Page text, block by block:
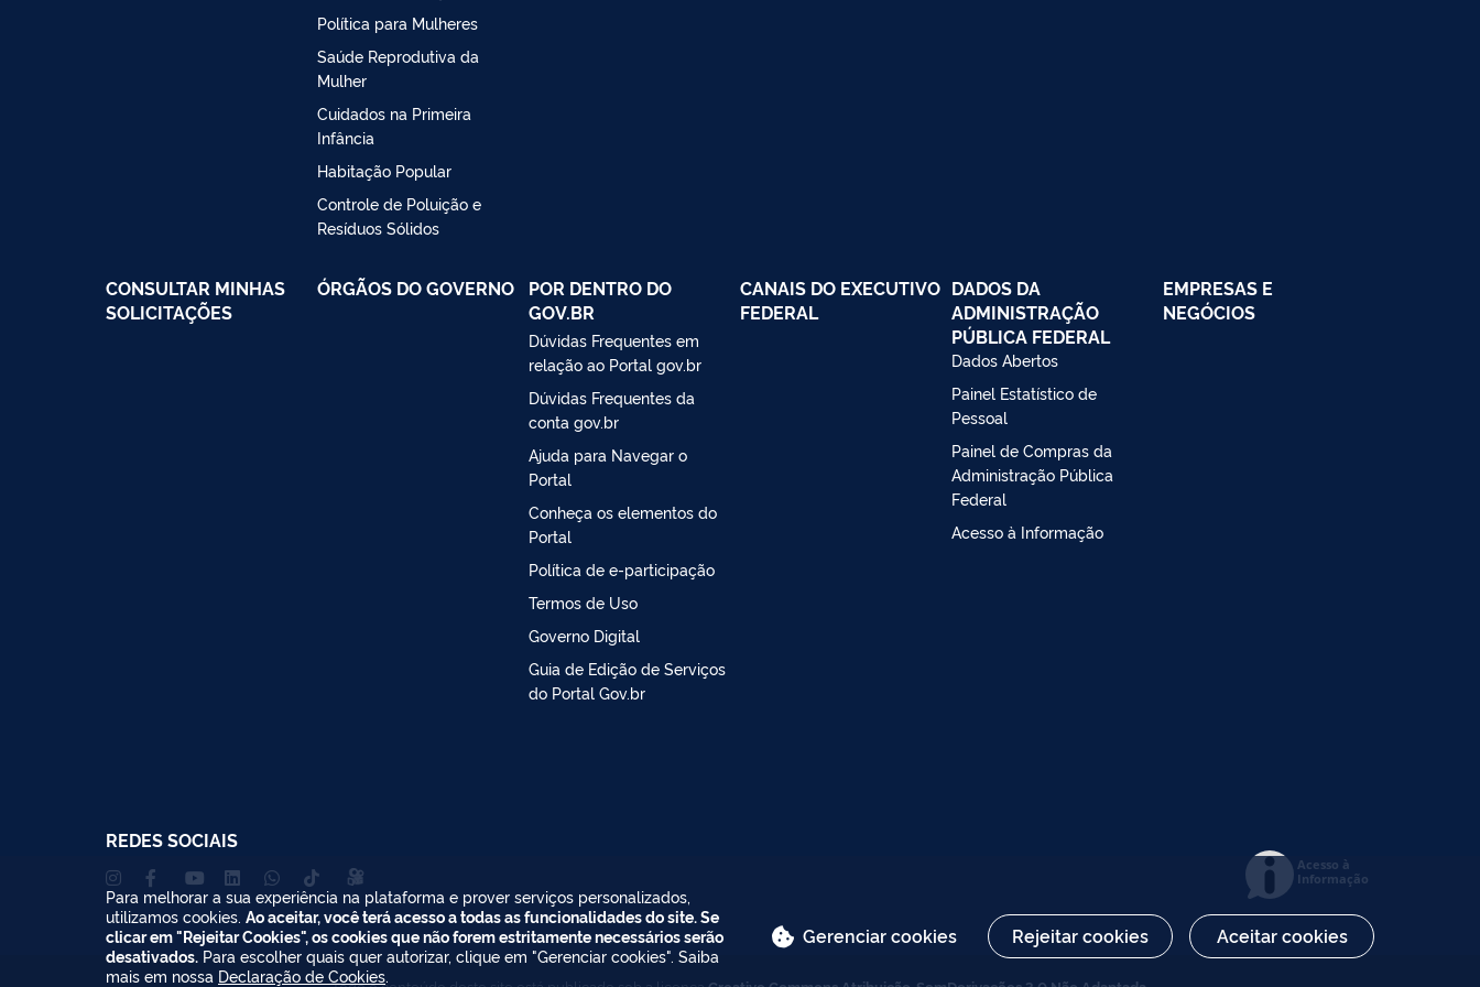
Política para Mulheres
Saúde Reprodutiva da
Mulher
Cuidados na Primeira
Infância
Habitação Popular
Controle de Poluição e
Resíduos Sólidos
CONSULTAR MINHAS
SOLICITAÇÕES
ÓRGÃOS DO GOVERNO
POR DENTRO DO
GOV.BR
Dúvidas Frequentes em
relação ao Portal gov.br
Dúvidas Frequentes da
conta gov.br
Ajuda para Navegar o
Portal
Conheça os elementos do
Portal
Política de e-participação
Termos de Uso
Governo Digital
Guia de Edição de Serviços
do Portal Gov.br
CANAIS DO EXECUTIVO
FEDERAL
DADOS DA
ADMINISTRAÇÃO
PÚBLICA FEDERAL
Dados Abertos
Painel Estatístico de
Pessoal
Painel de Compras da
Administração Pública
Federal
Acesso à Informação
EMPRESAS E
NEGÓCIOS
REDES SOCIAIS
Acesso à
Informação
Para melhorar a sua experiência na plataforma e prover serviços personalizados,
utilizamos cookies. Ao aceitar, você terá acesso a todas as funcionalidades do site. Se
clicar em "Rejeitar Cookies", os cookies que não forem estritamente necessários serão
desativados. Para escolher quais quer autorizar, clique em "Gerenciar cookies". Saiba
mais em nossa Declaração de Cookies.
Gerenciar cookies Rejeitar cookies Aceitar cookies